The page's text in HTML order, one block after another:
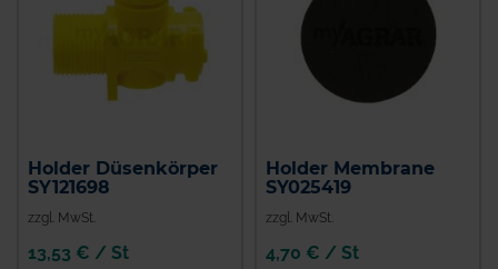
Holder Düsenkörper
SY121698
zzgl. MwSt.
13,53 € / St
Holder Membrane
SY025419
zzgl. MwSt.
4,70 € / St